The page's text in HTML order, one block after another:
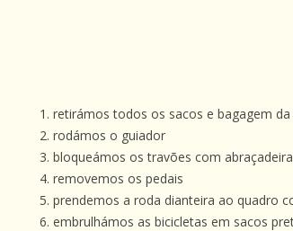
retirámos todos os sacos e bagagem da
rodámos o guiador
bloqueámos os travões com
removemos os pedais
prendemos a roda dianteira ao quadro
embrulhámos as bicicletas em sacos